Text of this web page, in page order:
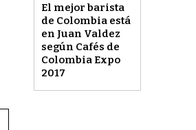
El mejor barista
de Colombia está
en Juan Valdez
según Cafés de
Colombia Expo
2017